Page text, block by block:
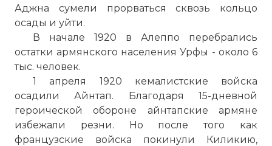
Аджна сумели прорваться сквозь кольцо
осады и уйти.
В начале 1920 в Алеппо перебрались
остатки армянского населения Урфы - около 6
тыс. человек.
1 апреля 1920 кемалистские войска
осадили Айнтап. Благодаря 15-дневной
героической обороне айнтапские армяне
избежали резни. Но после того как
французские войска покинули Киликию,